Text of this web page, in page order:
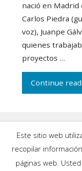
nació en Madrid
Carlos Piedra
voz), Juanpe
quienes
proyectos …
Continue
Este sitio web
recopilar
páginas web.